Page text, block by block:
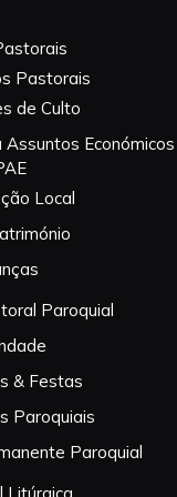
Pastorais
de Culto
Económicos
Local
Paroquial
& Festas
Paroquiais
Paroquial